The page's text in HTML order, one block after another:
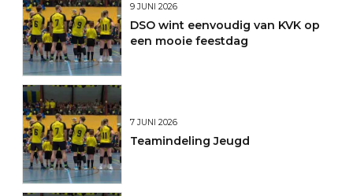
9 JUNI 2026
DSO wint eenvoudig van KVK op
een mooie feestdag
7 JUNI 2026
Teamindeling Jeugd